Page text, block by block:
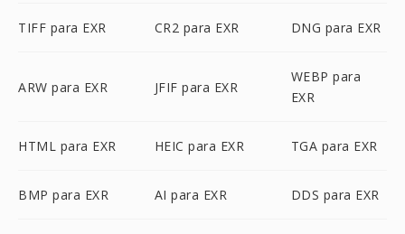
TIFF para EXR CR2 para EXR DNG para EXR
ARW para EXR JFIF para EXR
WEBP para
EXR
HTML para EXR HEIC para EXR TGA para EXR
BMP para EXR AI para EXR DDS para EXR